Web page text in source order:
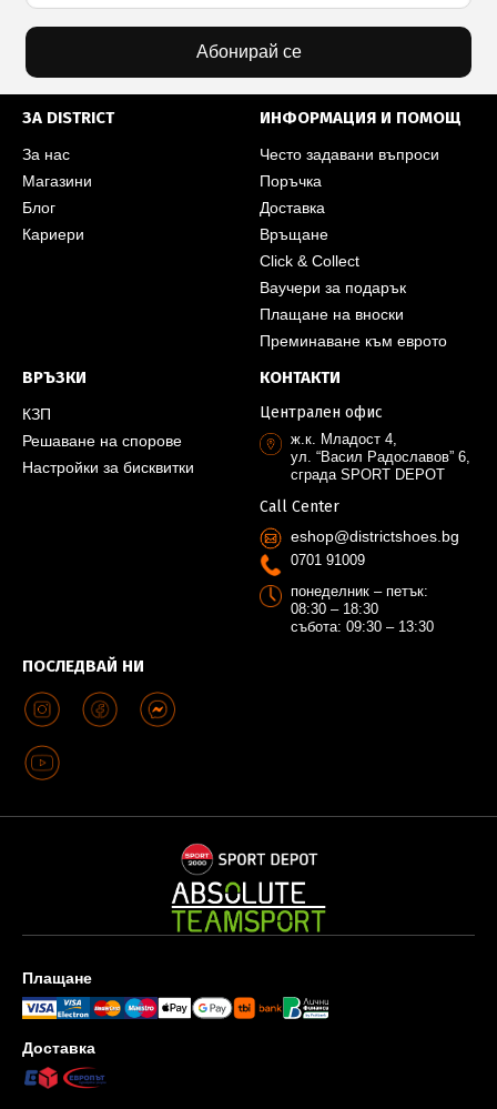
Абонирай се
ЗА DISTRICT
За нас
Магазини
Блог
Кариери
ИНФОРМАЦИЯ И ПОМОЩ
Често задавани въпроси
Поръчка
Доставка
Връщане
Click & Collect
Ваучери за подарък
Плащане на вноски
Преминаване към еврото
ВРЪЗКИ
КЗП
Решаване на спорове
Настройки за бисквитки
ПОСЛЕДВАЙ НИ
КОНТАКТИ
Централен офис
ж.к. Младост 4,
ул. “Васил Радославов” 6,
сграда SPORT DEPOT
Call Center
eshop@districtshoes.bg
0701 91009
понеделник – петък:
08:30 – 18:30
събота: 09:30 – 13:30
Плащане
Доставка